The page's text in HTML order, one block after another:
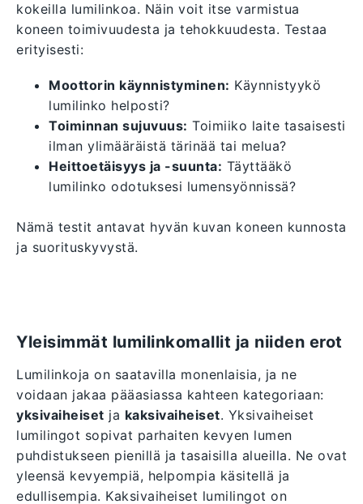
kokeilla lumilinkoa. Näin voit itse varmistua
koneen toimivuudesta ja tehokkuudesta. Testaa
erityisesti:
Moottorin käynnistyminen: Käynnistyykö
lumilinko helposti?
Toiminnan sujuvuus: Toimiiko laite tasaisesti
ilman ylimääräistä tärinää tai melua?
Heittoetäisyys ja -suunta: Täyttääkö
lumilinko odotuksesi lumensyönnissä?
Nämä testit antavat hyvän kuvan koneen kunnosta
ja suorituskyvystä.
Yleisimmät lumilinkomallit ja niiden erot
Lumilinkoja on saatavilla monenlaisia, ja ne
voidaan jakaa pääasiassa kahteen kategoriaan:
yksivaiheiset ja kaksivaiheiset. Yksivaiheiset
lumilingot sopivat parhaiten kevyen lumen
puhdistukseen pienillä ja tasaisilla alueilla. Ne ovat
yleensä kevyempiä, helpompia käsitellä ja
edullisempia. Kaksivaiheiset lumilingot on